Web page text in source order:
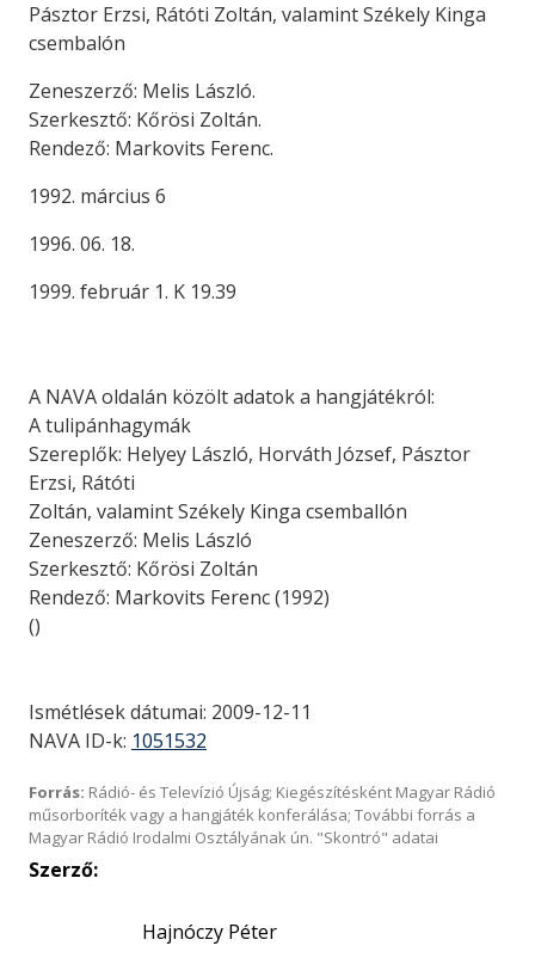
Pásztor Erzsi, Rátóti Zoltán, valamint Székely Kinga
csembalón
Zeneszerző: Melis László.
Szerkesztő: Kőrösi Zoltán.
Rendező: Markovits Ferenc.
1992. március 6
1996. 06. 18.
1999. február 1. K 19.39
A NAVA oldalán közölt adatok a hangjátékról:
A tulipánhagymák
Szereplők: Helyey László, Horváth József, Pásztor
Erzsi, Rátóti
Zoltán, valamint Székely Kinga csemballón
Zeneszerző: Melis László
Szerkesztő: Kőrösi Zoltán
Rendező: Markovits Ferenc (1992)
()
Ismétlések dátumai: 2009-12-11
NAVA ID-k: 1051532
Forrás: Rádió- és Televízió Újság; Kiegészítésként Magyar Rádió
műsorboríték vagy a hangjáték konferálása; További forrás a
Magyar Rádió Irodalmi Osztályának ún. "Skontró" adatai
Szerző:
Hajnóczy Péter